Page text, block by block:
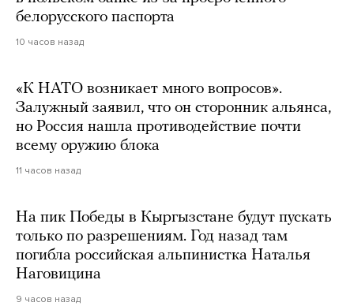
белорусского паспорта
10 часов назад
«К НАТО возникает много вопросов».
Залужный заявил, что он сторонник альянса,
но Россия нашла противодействие почти
всему оружию блока
11 часов назад
На пик Победы в Кыргызстане будут пускать
только по разрешениям. Год назад там
погибла российская альпинистка Наталья
Наговицина
9 часов назад